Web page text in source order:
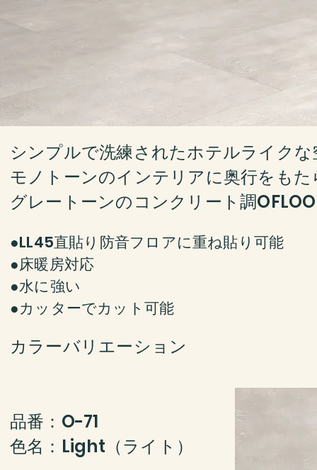
シンプルで洗練されたホテルライクな
モノトーンのインテリアに奥行をも
グレートーンのコンクリート調
●LL45直貼り防音フロアに重ね貼り可能
●床暖房対応
●水に強い
​●カッターでカット可能
​カラーバリエーション
​品番：O-71
​色名：Light（ライト）